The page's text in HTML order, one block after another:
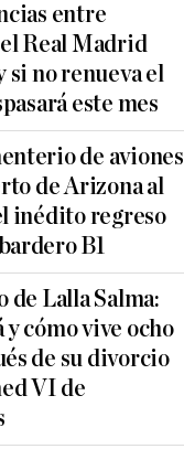
entre
Real Madrid
si no renueva el
este mes
de aviones
de Arizona al
inédito regreso
B1
Lalla Salma:
y cómo vive ocho
de su divorcio
VI de